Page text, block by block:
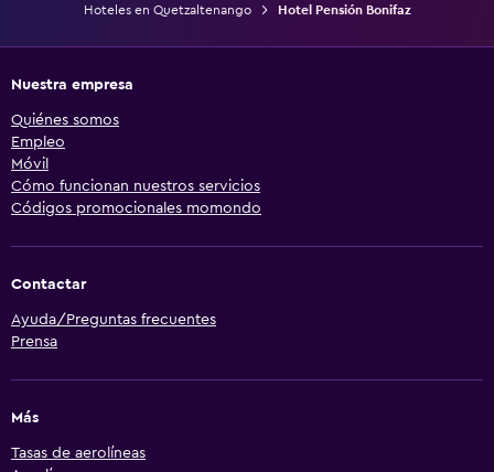
Hoteles en Quetzaltenango
Hotel Pensión Bonifaz
Nuestra empresa
Quiénes somos
Empleo
Móvil
Cómo funcionan nuestros servicios
Códigos promocionales momondo
Contactar
Ayuda/Preguntas frecuentes
Prensa
Más
Tasas de aerolíneas